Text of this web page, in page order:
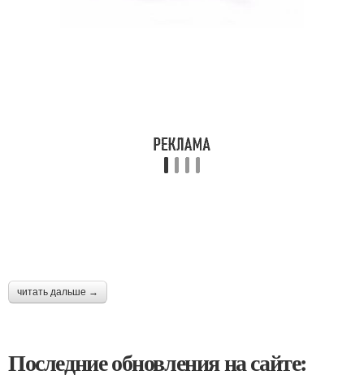
читать дальше →
Последние обновления на сайте: